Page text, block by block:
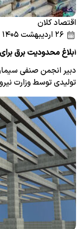
اقتصاد کلان
ابلاغ محدودیت برق
دبیر انجمن صنفی
تولیدی توسط وزارت نیرو